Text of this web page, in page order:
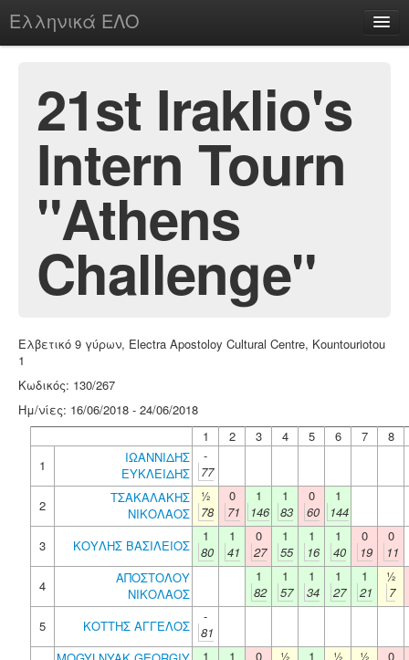
Ελληνικά ΕΛΟ
chesstu.be @ discord
Login
21st Iraklio's
Intern Tourn
"Athens
Challenge"
Ελβετικό 9 γύρων, Electra Apostoloy Cultural Centre, Kountouriotou
1
Κωδικός: 130/267
Ημ/νίες: 16/06/2018 - 24/06/2018
1
2 3 4 5 6 7
8
1
ΙΩΑΝΝΙΔΗΣ
ΕΥΚΛΕΙΔΗΣ
-
77
2
ΤΣΑΚΑΛΑΚΗΣ
ΝΙΚΟΛΑΟΣ
½
78
0
71
1
146
1
83
0
60
1
144
3
ΚΟΥΛΗΣ ΒΑΣΙΛΕΙΟΣ
1
80
1
41
0
27
1
55
1
16
1
40
0
19
0
11
4
ΑΠΟΣΤΟΛΟΥ
ΝΙΚΟΛΑΟΣ
1
82
1
57
1
34
1
27
1
21
½
7
5
ΚΟΤΤΗΣ ΑΓΓΕΛΟΣ
-
81
1
1
0
½
1
½
½
0